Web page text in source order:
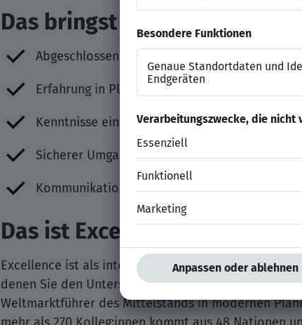
Das bringst Du mit
Abgeschlossenes Studium im
Erfahrung in Planung oder Ausführung von
Kenntnisse einschlägiger Normen und
Sicherer Umgang mit Planungs- und
Kommunikationssichere Deutschkenntnisse
Das ist Excellence
Excellence ist als internationaler
denen Sie den Unterschied machen. Wir operieren
Weltmarktführer des Mittelstands in modernen